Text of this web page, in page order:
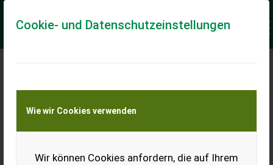
Cookie- und Datenschutzeinstellungen
Wie wir Cookies verwenden
Wir können Cookies anfordern, die auf Ihrem
Keine Anfrage Möglich!
Jetzt Finanzierungsangebot
anfordern
unverbindlich & kostenlos!